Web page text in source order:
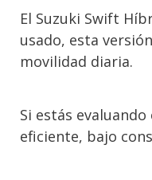
El Suzuki Swift
usado, esta
movilidad diaria.
Si estás
eficiente, bajo